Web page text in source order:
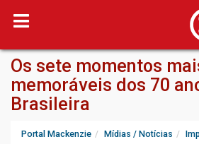
Os sete momentos
memoráveis dos 70
Brasileira
Portal Mackenzie Mídias / Notícias